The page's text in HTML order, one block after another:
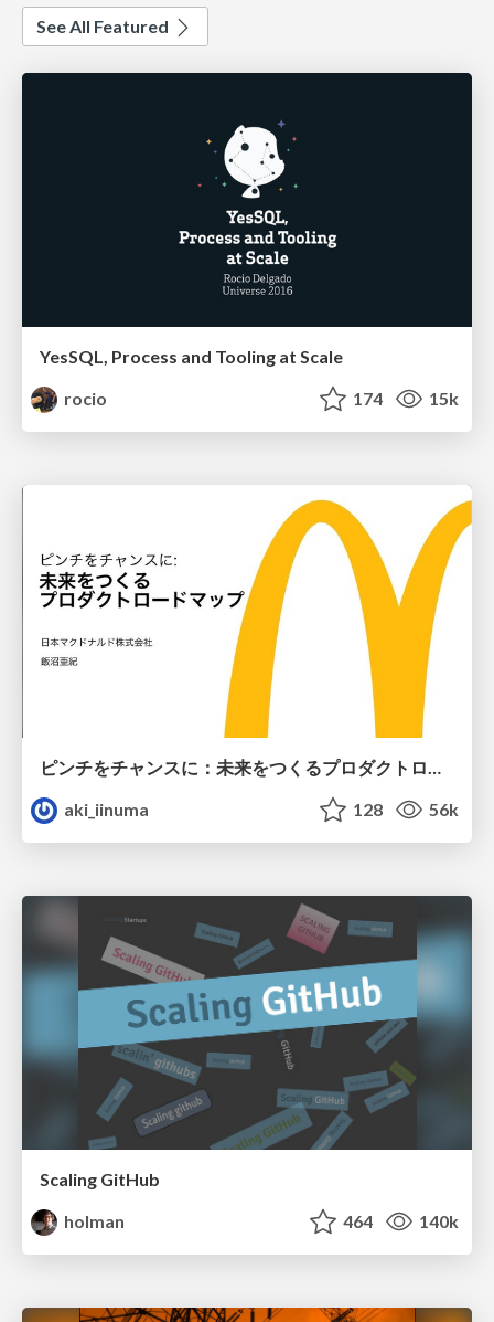
See All Featured
YesSQL, Process and Tooling at Scale
rocio
174 15k
ピンチをチャンスに：未来をつくるプロダクトロードマップ #pmconf2020
aki_iinuma
128 56k
Scaling GitHub
holman
464 140k